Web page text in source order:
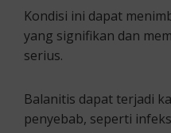
Kondisi ini dapat
yang signifikan dan
serius.
Balanitis dapat terjadi
penyebab, seperti